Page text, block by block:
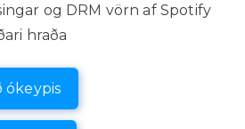
og DRM vörn af Spotify
hraða
ókeypis